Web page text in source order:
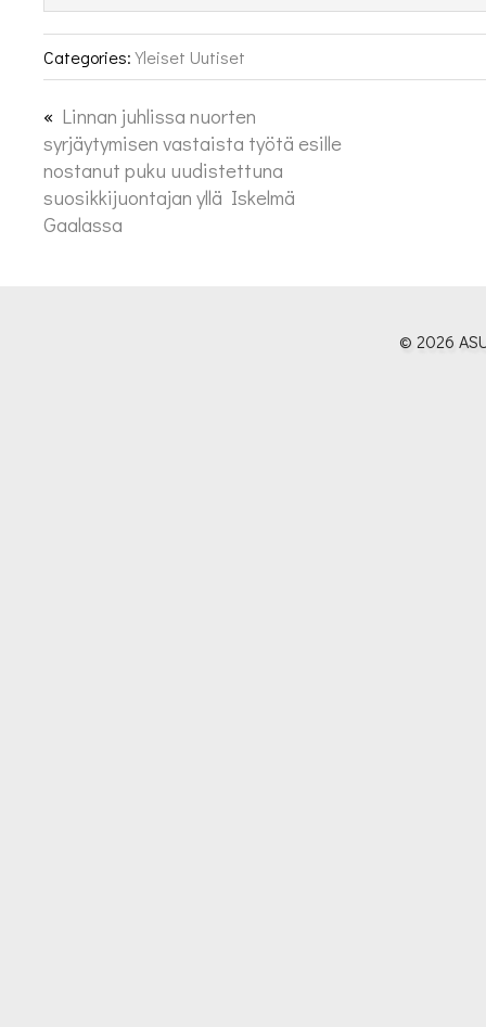
Categories:Yleiset Uutiset
« Linnan juhlissa nuorten
syrjäytymisen vastaista työtä esille
nostanut puku uudistettuna
suosikkijuontajan yllä Iskelmä
Gaalassa
© 2026